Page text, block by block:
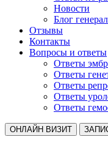
Новости
Блог
Отзывы
Контакты
Вопросы и ответы
Ответы
Ответы
Ответы
Ответы
Ответы
ОНЛАЙН ВИЗИТ